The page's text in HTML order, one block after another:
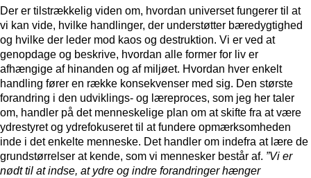
Der er tilstrækkelig viden om, hvordan universet fungerer til at
vi kan vide, hvilke handlinger, der understøtter bæredygtighed
og hvilke der leder mod kaos og destruktion. Vi er ved at
genopdage og beskrive, hvordan alle former for liv er
afhængige af hinanden og af miljøet. Hvordan hver enkelt
handling fører en række konsekvenser med sig. Den største
forandring i den udviklings- og læreproces, som jeg her taler
om, handler på det menneskelige plan om at skifte fra at være
ydrestyret og ydrefokuseret til at fundere opmærksomheden
inde i det enkelte menneske. Det handler om indefra at lære de
grundstørrelser at kende, som vi mennesker består af. ”Vi er
nødt til at indse, at ydre og indre forandringer hænger